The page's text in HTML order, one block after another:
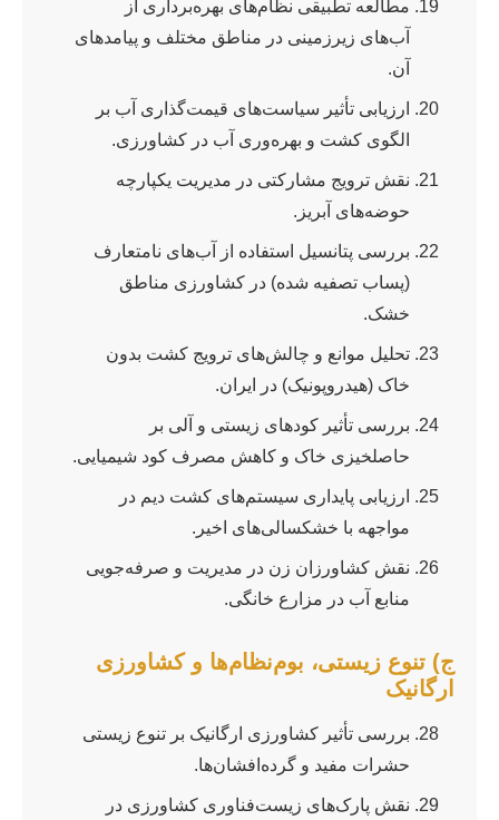
مطالعه تطبیقی نظام‌های بهره‌برداری از
آب‌های زیرزمینی در مناطق مختلف و پیامدهای
آن.
ارزیابی تأثیر سیاست‌های قیمت‌گذاری آب بر
الگوی کشت و بهره‌وری آب در کشاورزی.
نقش ترویج مشارکتی در مدیریت یکپارچه
حوضه‌های آبریز.
بررسی پتانسیل استفاده از آب‌های نامتعارف
(پساب تصفیه شده) در کشاورزی مناطق
خشک.
تحلیل موانع و چالش‌های ترویج کشت بدون
خاک (هیدروپونیک) در ایران.
بررسی تأثیر کودهای زیستی و آلی بر
حاصلخیزی خاک و کاهش مصرف کود شیمیایی.
ارزیابی پایداری سیستم‌های کشت دیم در
مواجهه با خشکسالی‌های اخیر.
نقش کشاورزان زن در مدیریت و صرفه‌جویی
منابع آب در مزارع خانگی.
ج) تنوع زیستی، بوم‌نظام‌ها و کشاورزی
ارگانیک
بررسی تأثیر کشاورزی ارگانیک بر تنوع زیستی
حشرات مفید و گرده‌افشان‌ها.
نقش پارک‌های زیست‌فناوری کشاورزی در